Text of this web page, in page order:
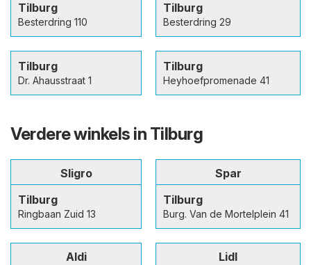
Tilburg
Besterdring 110
Tilburg
Besterdring 29
Tilburg
Dr. Ahausstraat 1
Tilburg
Heyhoefpromenade 41
Verdere winkels in Tilburg
Sligro
Tilburg
Ringbaan Zuid 13
Spar
Tilburg
Burg. Van de Mortelplein 41
Aldi
Lidl